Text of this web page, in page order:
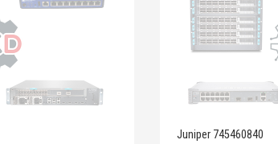
Juniper 745460840